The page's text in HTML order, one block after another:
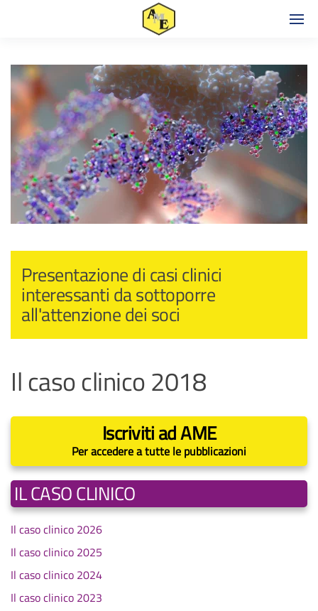
Presentazione di casi clinici
interessanti da sottoporre
all'attenzione dei soci
Il caso clinico 2018
Iscriviti ad AME
Per accedere a tutte le pubblicazioni
IL CASO CLINICO
Il caso clinico 2026
Il caso clinico 2025
Il caso clinico 2024
Il caso clinico 2023